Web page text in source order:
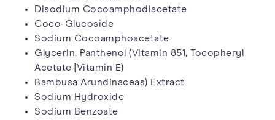
Disodium Cocoamphodiacetate
Coco-Glucoside
Sodium Cocoamphoacetate
Glycerin, Panthenol (Vitamin 851, Tocopheryl
Acetate [Vitamin E)
Bambusa Arundinaceas) Extract
Sodium Hydroxide
Sodium Benzoate